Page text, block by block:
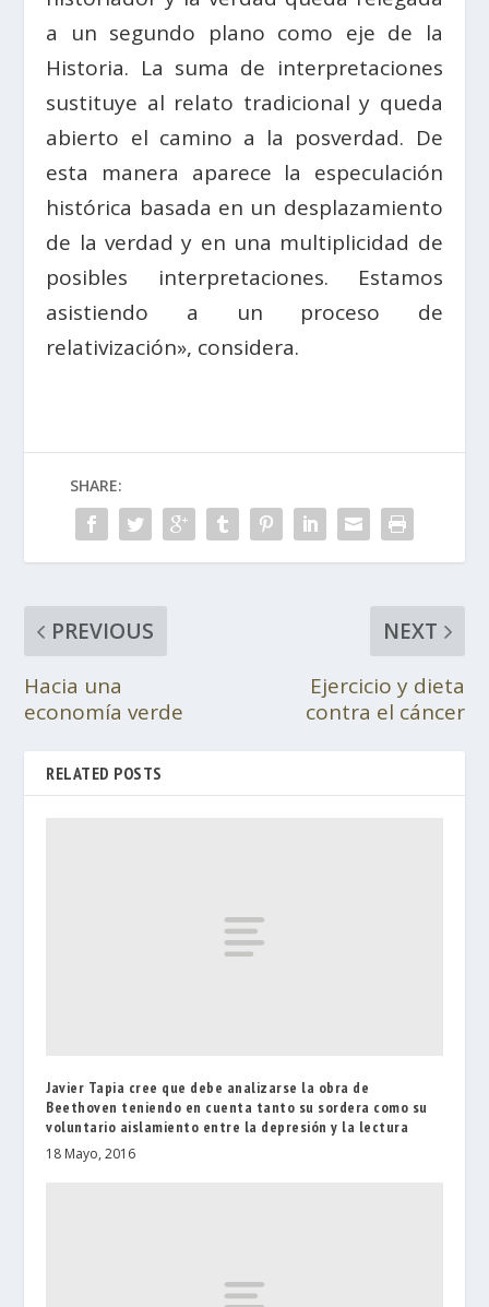
a un segundo plano como eje de la
Historia. La suma de interpretaciones
sustituye al relato tradicional y queda
abierto el camino a la posverdad. De
esta manera aparece la especulación
histórica basada en un desplazamiento
de la verdad y en una multiplicidad de
posibles interpretaciones. Estamos
asistiendo a un proceso de
relativización», considera.
SHARE:
PREVIOUS
Hacia una
economía verde
NEXT
Ejercicio y dieta
contra el cáncer
RELATED POSTS
Javier Tapia cree que debe analizarse la obra de
Beethoven teniendo en cuenta tanto su sordera como su
voluntario aislamiento entre la depresión y la lectura
18 Mayo, 2016